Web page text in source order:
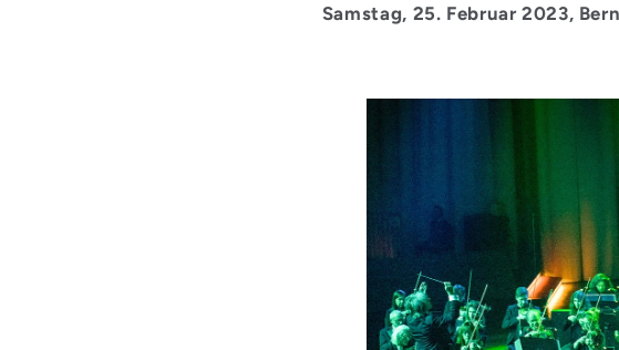
Samstag, 25. Februar 2023,